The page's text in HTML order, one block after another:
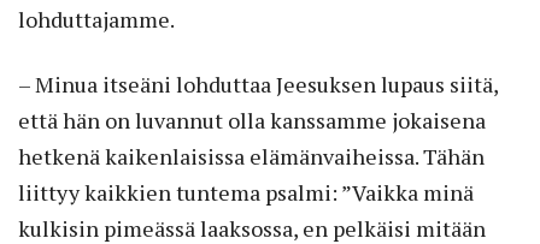
lohduttajamme.
– Minua itseäni lohduttaa Jeesuksen lupaus siitä,
että hän on luvannut olla kanssamme jokaisena
hetkenä kaikenlaisissa elämänvaiheissa. Tähän
liittyy kaikkien tuntema psalmi: ”Vaikka minä
kulkisin pimeässä laaksossa, en pelkäisi mitään